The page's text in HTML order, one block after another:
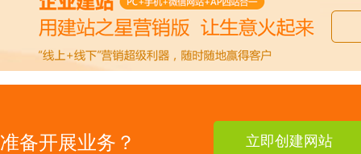
准备开展业务？ 立即创建网站